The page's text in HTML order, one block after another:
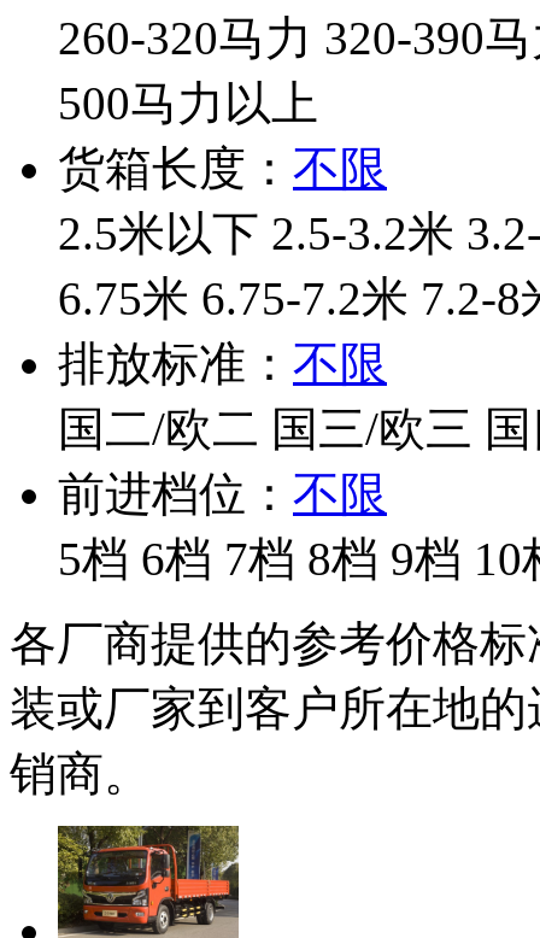
260-320马力 320-390
500马力以上
货箱长度： 不限
2.5米以下 2.5-3.2米
6.75米 6.75-7.2米 7.2-8
排放标准： 不限
国二/欧二 国三/欧三
前进档位： 不限
5档 6档 7档 8档 9档 10
各厂商提供的参考价格
装或厂家到客户所在地
销商。